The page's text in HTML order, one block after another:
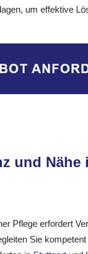
um effektive
und Nähe
Pflege erfordert
Sie